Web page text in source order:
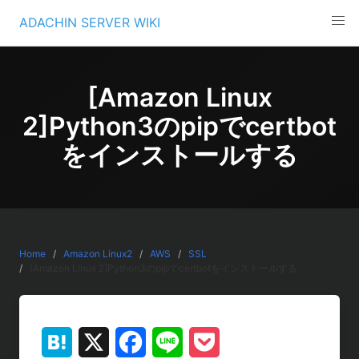
content
ADACHIN SERVER WIKI
[Amazon Linux
2]Python3のpipでcertbot
をインストールする
Home Amazon Linux2 AWS
SSL